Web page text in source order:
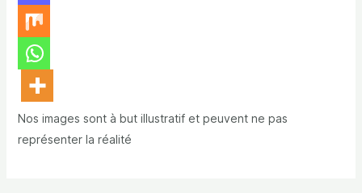
Nos images sont à but illustratif et peuvent ne pas
représenter la réalité